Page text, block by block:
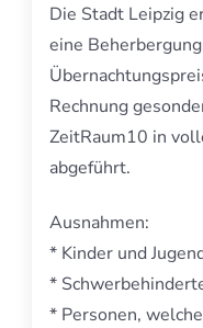
Die Stadt Leipzig
eine
Rechnung
ZeitRaum10 in
abgeführt.
Ausnahmen:
* Kinder und
*
* Personen,